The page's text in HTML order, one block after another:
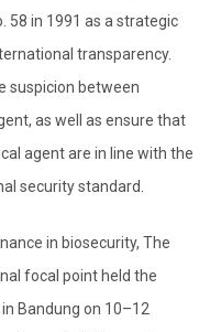
58 in 1991 as a strategic
transparency.
suspicion between
as well as ensure that
agent are in line with the
security standard.
in biosecurity, The
focal point held the
Bandung on 10–12